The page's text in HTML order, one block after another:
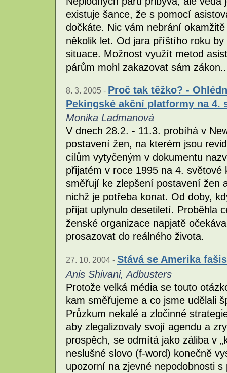
existuje šance, že s pomocí
dočkáte. Nic vám nebrání
několik let. Od jara příštího roku
situace. Možnost využít metod
párům mohl zakazovat sám
8. 3. 2005 - Proč tak těžko? -
Pekingské akční platformy na 4.
Monika Ladmanová
V dnech 28.2. - 11.3. probíhá v
postavení žen, na kterém jsou
cílům vytyčeným v dokumentu
přijatém v roce 1995 na 4.
směřují ke zlepšení postavení žen
nichž je potřeba konat. Od doby,
přijat uplynulo desetiletí. Proběhla
ženské organizace napjatě
prosazovat do reálného života.
27. 10. 2004 - Stává se Amerika
Anis Shivani, Adbusters
Protože velká média se touto
kam směřujeme a co jsme udělali
Průzkum nekalé a zločinné
aby zlegalizovaly svojí agendu a
prospěch, se odmítá jako záliba v
neslušné slovo (f-word) konečně
upozorní na zjevné nepodobnosti